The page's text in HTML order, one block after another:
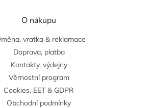
p
s
u
O nákupu
vratka & reklamace
Doprava, platba
Kontakty, výdejny
Věrnostní program
Cookies, EET & GDPR
Obchodní podmínky